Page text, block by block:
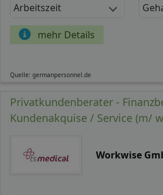
Arbeitszeit
mehr Details
Quelle: germanpersonnel.de
Privatkundenberater -
Kundenakquise / Service (m/
Workwise